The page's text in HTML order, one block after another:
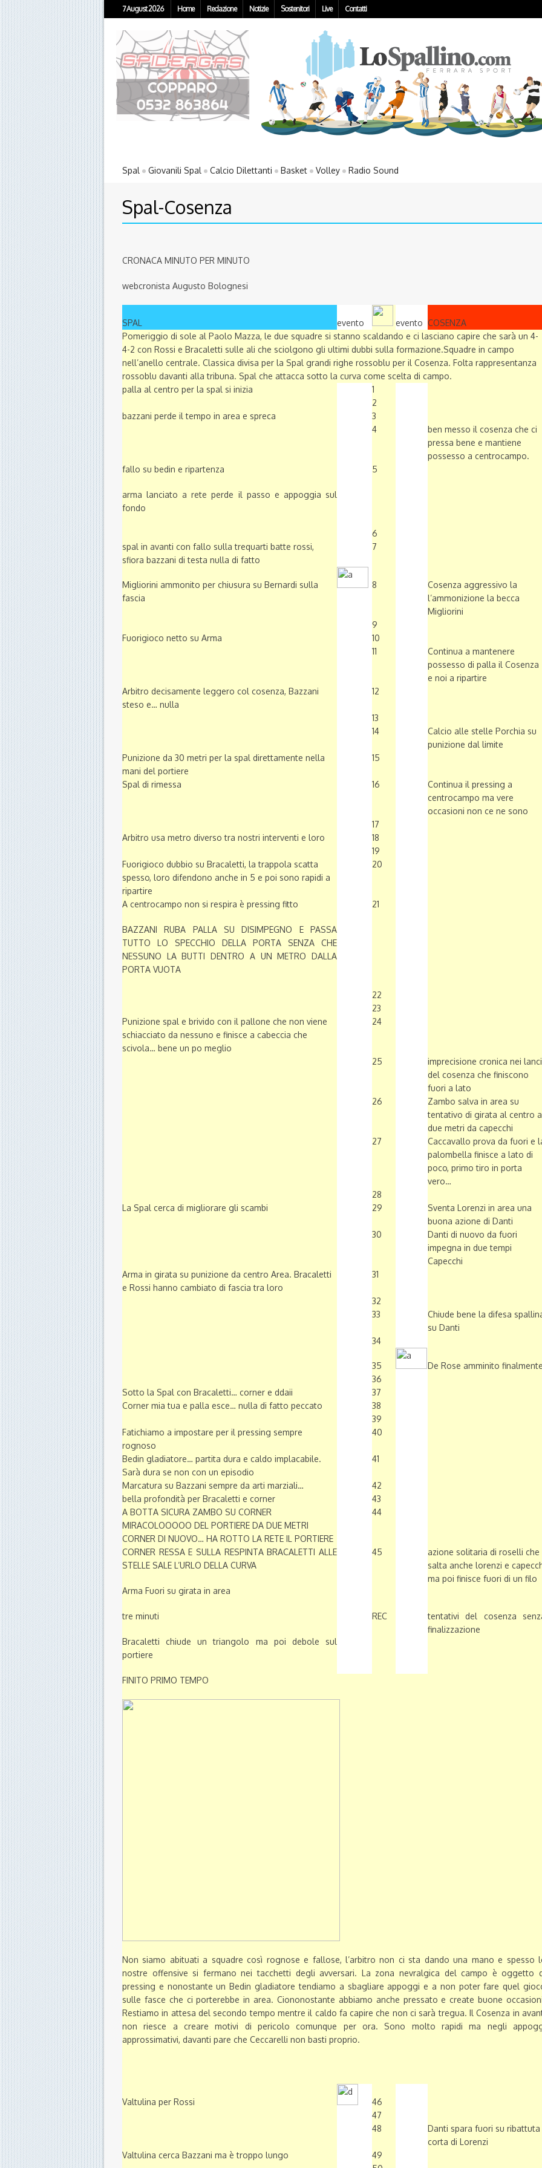
7 August 2026 Home Redazione Notizie Sostenitori Live Contatti
Spal Giovanili Spal Calcio Dilettanti Basket Volley Radio Sound
Spal-Cosenza
CRONACA MINUTO PER MINUTO
webcronista Augusto Bolognesi
SPAL evento evento COSENZA
Pomeriggio di sole al Paolo Mazza, le due squadre si stanno scaldando e ci lasciano capire che sarà un 4-
4-2 con Rossi e Bracaletti sulle ali che sciolgono gli ultimi dubbi sulla formazione.Squadre in campo
nell’anello centrale. Classica divisa per la Spal grandi righe rossoblu per il Cosenza. Folta rappresentanza
rossoblu davanti alla tribuna. Spal che attacca sotto la curva come scelta di campo.
palla al centro per la spal si inizia
1
2
bazzani perde il tempo in area e spreca
3
4
ben messo il cosenza che ci
pressa bene e mantiene
possesso a centrocampo.
fallo su bedin e ripartenza
arma lanciato a rete perde il passo e appoggia sul
fondo
5
6
spal in avanti con fallo sulla trequarti batte rossi,
sfiora bazzani di testa nulla di fatto
7
Migliorini ammonito per chiusura su Bernardi sulla
fascia
8
Cosenza aggressivo la
l’ammonizione la becca
Migliorini
9
Fuorigioco netto su Arma
10
11
Continua a mantenere
possesso di palla il Cosenza
e noi a ripartire
Arbitro decisamente leggero col cosenza, Bazzani
steso e… nulla
12
13
14
Calcio alle stelle Porchia su
punizione dal limite
Punizione da 30 metri per la spal direttamente nella
mani del portiere
15
Spal di rimessa 16
Continua il pressing a
centrocampo ma vere
occasioni non ce ne sono
17
Arbitro usa metro diverso tra nostri interventi e loro
18
19
Fuorigioco dubbio su Bracaletti, la trappola scatta
spesso, loro difendono anche in 5 e poi sono rapidi a
ripartire
20
A centrocampo non si respira è pressing fitto
BAZZANI RUBA PALLA SU DISIMPEGNO E PASSA
TUTTO LO SPECCHIO DELLA PORTA SENZA CHE
NESSUNO LA BUTTI DENTRO A UN METRO DALLA
PORTA VUOTA
21
22
23
Punizione spal e brivido con il pallone che non viene
schiacciato da nessuno e finisce a cabeccia che
scivola… bene un po meglio
24
25
imprecisione cronica nei lanci
del cosenza che finiscono
fuori a lato
26
Zambo salva in area su
tentativo di girata al centro a
due metri da capecchi
27
Caccavallo prova da fuori e
palombella finisce a lato di
poco, primo tiro in porta
vero…
28
La Spal cerca di migliorare gli scambi
29
Sventa Lorenzi in area una
buona azione di Danti
30
Danti di nuovo da fuori
impegna in due tempi
Capecchi
Arma in girata su punizione da centro Area. Bracaletti
e Rossi hanno cambiato di fascia tra loro
31
32
33
Chiude bene la difesa
su Danti
34
35
De Rose amminito
36
Sotto la Spal con Bracaletti… corner e ddaii
37
Corner mia tua e palla esce… nulla di fatto peccato
38
39
Fatichiamo a impostare per il pressing sempre
rognoso
40
Bedin gladiatore… partita dura e caldo implacabile.
Sarà dura se non con un episodio
41
Marcatura su Bazzani sempre da arti marziali…
42
bella profondità per Bracaletti e corner
43
A BOTTA SICURA ZAMBO SU CORNER
MIRACOLOOOOO DEL PORTIERE DA DUE METRI
CORNER DI NUOVO… HA ROTTO LA RETE IL PORTIERE
44
CORNER RESSA E SULLA RESPINTA BRACALETTI ALLE
STELLE SALE L’URLO DELLA CURVA
Arma Fuori su girata in area
45
azione solitaria di roselli che
salta anche lorenzi e
ma poi finisce fuori di un filo
tre minuti
Bracaletti chiude un triangolo ma poi debole sul
portiere
REC
tentativi del cosenza
finalizzazione
FINITO PRIMO TEMPO
Non siamo abituati a squadre così rognose e fallose, l’arbitro non ci sta dando una mano e spesso
nostre offensive si fermano nei tacchetti degli avversari. La zona nevralgica del campo è oggetto
pressing e nonostante un Bedin gladiatore tendiamo a sbagliare appoggi e a non poter fare quel
sulle fasce che ci porterebbe in area. Ciononostante abbiamo anche pressato e create buone
Restiamo in attesa del secondo tempo mentre il caldo fa capire che non ci sarà tregua. Il Cosenza in
non riesce a creare motivi di pericolo comunque per ora. Sono molto rapidi ma negli
approssimativi, davanti pare che Ceccarelli non basti proprio.
Valtulina per Rossi
46
47
48
Danti spara fuori su ribattuta
corta di Lorenzi
Valtulina cerca Bazzani ma è troppo lungo
49